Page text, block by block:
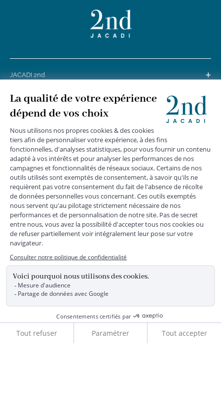
Ajouter au panier
JACADI 2nd +
SERVICE CLIENTS
SUIVEZ-NOUS
MENTIONS LÉGALES|CGU |CGV|COOKIES|
DONNÉES PERSONNELLES
*Livraison express gratuite en point relais dès 59 € et à domicile dès 150
€ vers la France Métropolitaine
Les données collectées par la société JACADI, responsable
du traitement, sont nécessaires à l'envoi de newsletters, à la
création de compte, pour le traitement, le suivi et la livraison
de votre commande, ainsi que pour le suivi de votre
Règlement Européen 2016/679 du 27 avril 2016 sur la
protection des données personnelles, vous bénéficiez d'un
rectification, d'opposition, d'effacement, de portabilité ou de
limitation aux traitements de données vous concernant.
Vous pouvez exercer vos droits en écrivant à JACADI –